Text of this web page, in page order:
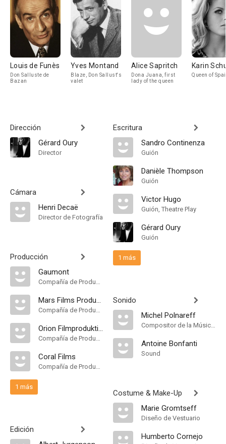
Louis de Funès
Don Salluste de
Bazan
Yves Montand
Blaze, Don Sallust's
valet
Alice Sapritch
Dona Juana, first
lady of the queen
Karin
Queen of
Dirección
Gérard Oury
Director
Cámara
Henri Decaë
Director de Fotografía
Producción
Gaumont
Compañía de Produccion
Mars Films Produzione
Compañía de Produccion
Orion Filmproduktion
Compañía de Produccion
Coral Films
Compañía de Produccion
1 más
Edición
Escritura
Sandro Continenza
Guión
Danièle Thompson
Guión
Victor Hugo
Guión, Theatre Play
Gérard Oury
Guión
1 más
Sonido
Michel Polnareff
Compositor de la Música Original
Antoine Bonfanti
Sound
Costume & Make-Up
Marie Gromtseff
Diseño de Vestuario
Humberto Cornejo